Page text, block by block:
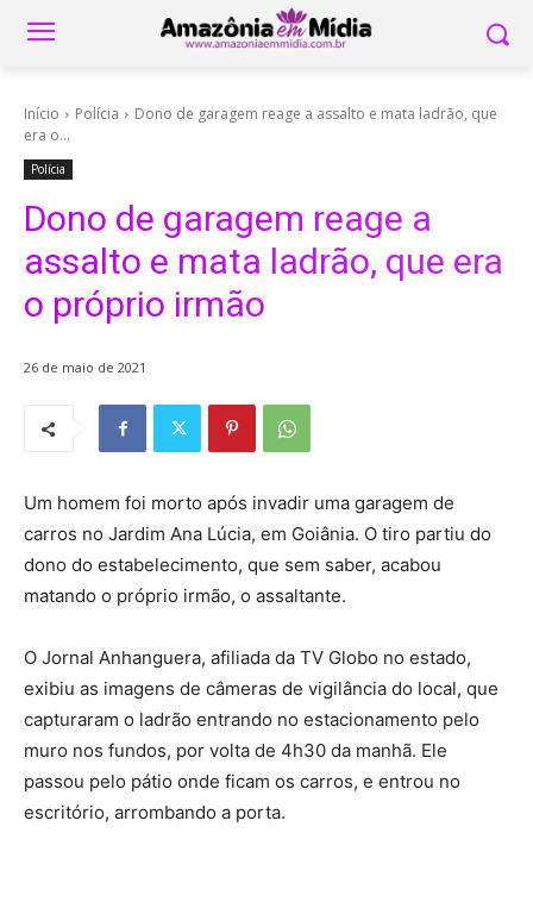
Início Polícia
Dono de garagem reage a assalto e mata ladrão, que
era o...
Polícia
Dono de garagem reage a
assalto e mata ladrão, que era
o próprio irmão
26 de maio de 2021
Um homem foi morto após invadir uma garagem de
carros no Jardim Ana Lúcia, em Goiânia. O tiro partiu do
dono do estabelecimento, que sem saber, acabou
matando o próprio irmão, o assaltante.
O Jornal Anhanguera, afiliada da TV Globo no estado,
exibiu as imagens de câmeras de vigilância do local, que
capturaram o ladrão entrando no estacionamento pelo
muro nos fundos, por volta de 4h30 da manhã. Ele
passou pelo pátio onde ficam os carros, e entrou no
escritório, arrombando a porta.